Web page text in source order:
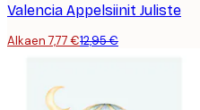
Valencia Appelsiinit Juliste
Alkaen 7,77 €12,95 €